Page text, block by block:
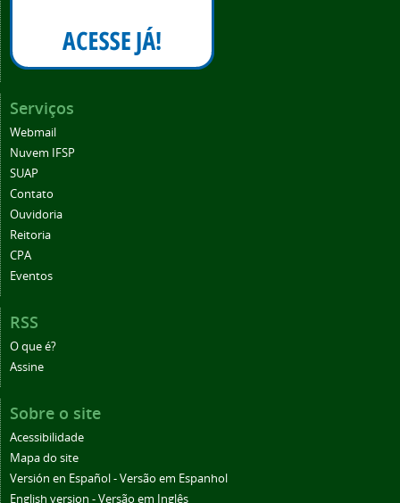
Serviços
Webmail
Nuvem IFSP
SUAP
Contato
Ouvidoria
Reitoria
CPA
Eventos
RSS
O que é?
Assine
Sobre o site
Acessibilidade
Mapa do site
Versión en Español - Versão em Espanhol
English version - Versão em Inglês